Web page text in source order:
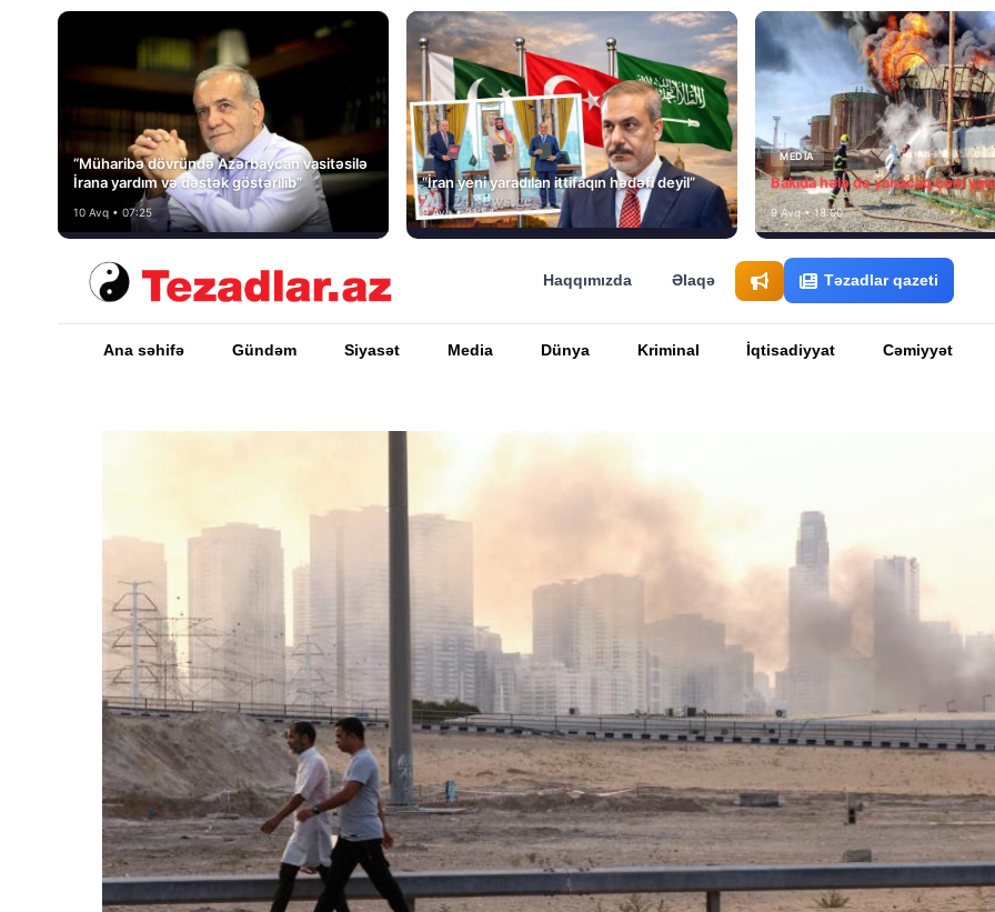
“Müharibə dövründə Azərbaycan vasitəsilə
İrana yardım və dəstək göstərilib”
10 Avq • 07:25
“İran yeni yaradılan ittifaqın hədəfi deyil”
9 Avq • 21:54
MEDİA
Bakıda hələ də yanacaq çəni
9 Avq • 18:00
Haqqımızda Əlaqə Təzadlar qazeti
Ana səhifə Gündəm Siyasət Media Dünya Kriminal İqtisadiyyat Cəmiyyət